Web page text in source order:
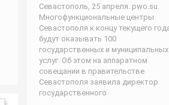
Севастополь, 25 апреля. pwo.su.
Многофункциональные центры
Севастополя к концу текущего
будут оказывать 100
государственных и муниципальных
услуг. Об этом на аппаратном
совещании в правительстве
Севастополя заявила директор
государственного